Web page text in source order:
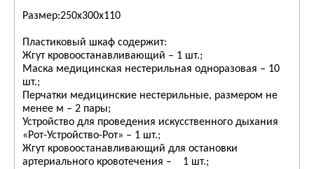
Размер:250х300х110
Пластиковый шкаф содержит:
Жгут кровоостанавливающий – 1 шт.;
Маска медицинская нестерильная одноразовая – 10
шт.;
Перчатки медицинские нестерильные, размером не
менее м – 2 пары;
Устройство для проведения искусственного дыхания
«Рот-Устройство-Рот» – 1 шт.;
Жгут кровоостанавливающий для остановки
артериального кровотечения – 1 шт.;